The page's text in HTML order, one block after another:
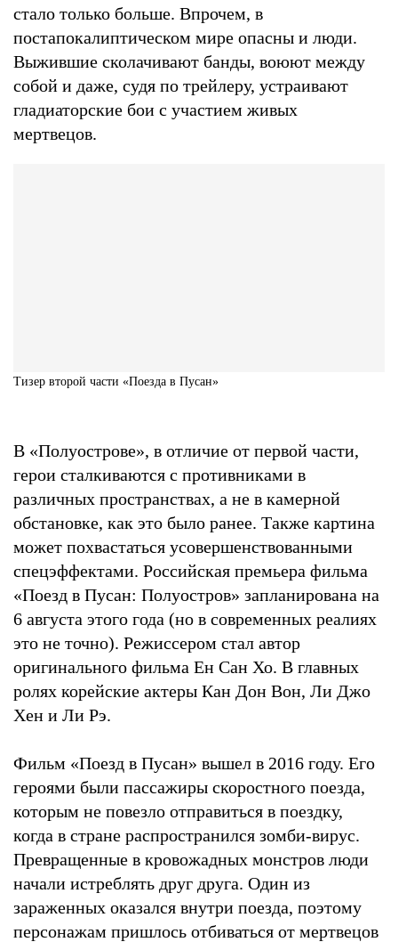
стало только больше. Впрочем, в
постапокалиптическом мире опасны и люди.
Выжившие сколачивают банды, воюют между
собой и даже, судя по трейлеру, устраивают
гладиаторские бои с участием живых
мертвецов.
Тизер второй части «Поезда в Пусан»
В «Полуострове», в отличие от первой части,
герои сталкиваются с противниками в
различных пространствах, а не в камерной
обстановке, как это было ранее. Также картина
может похвастаться усовершенствованными
спецэффектами. Российская премьера фильма
«Поезд в Пусан: Полуостров» запланирована на
6 августа этого года (но в современных реалиях
это не точно). Режиссером стал автор
оригинального фильма Ен Сан Хо. В главных
ролях корейские актеры Кан Дон Вон, Ли Джо
Хен и Ли Рэ.
Фильм «Поезд в Пусан» вышел в 2016 году. Его
героями были пассажиры скоростного поезда,
которым не повезло отправиться в поездку,
когда в стране распространился зомби-вирус.
Превращенные в кровожадных монстров люди
начали истреблять друг друга. Один из
зараженных оказался внутри поезда, поэтому
персонажам пришлось отбиваться от мертвецов